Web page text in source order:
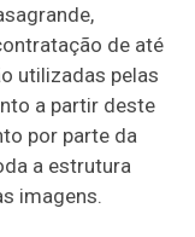
de até
utilizadas pelas
a partir deste
por parte da
a estrutura
imagens.